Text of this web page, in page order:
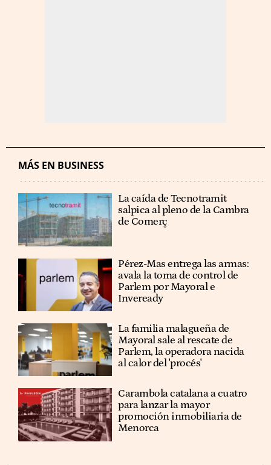
MÁS EN BUSINESS
La caída de Tecnotramit
salpica al pleno de la Cambra
de Comerç
Pérez-Mas entrega las armas:
avala la toma de control de
Parlem por Mayoral e
Inveready
La familia malagueña de
Mayoral sale al rescate de
Parlem, la operadora nacida
al calor del 'procés'
Carambola catalana a cuatro
para lanzar la mayor
promoción inmobiliaria de
Menorca